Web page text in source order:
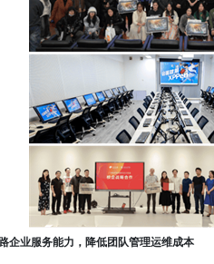
企业服务能力，降低团队管理运维成本